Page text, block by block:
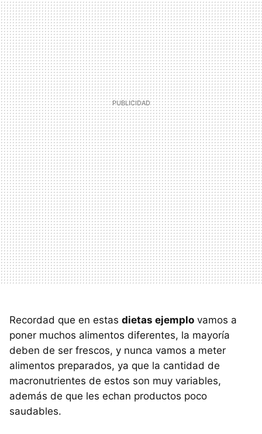
Recordad que en estas dietas ejemplo vamos a
poner muchos alimentos diferentes, la mayoría
deben de ser frescos, y nunca vamos a meter
alimentos preparados, ya que la cantidad de
macronutrientes de estos son muy variables,
además de que les echan productos poco
saudables.